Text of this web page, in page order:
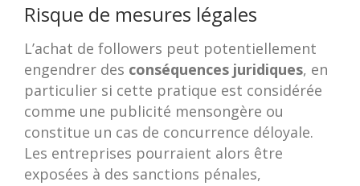
Risque de mesures légales
L’achat de followers peut potentiellement
engendrer des conséquences juridiques, en
particulier si cette pratique est considérée
comme une publicité mensongère ou
constitue un cas de concurrence déloyale.
Les entreprises pourraient alors être
exposées à des sanctions pénales,